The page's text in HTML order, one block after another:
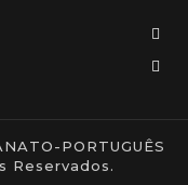
PORTUGUÊS
Reservados.